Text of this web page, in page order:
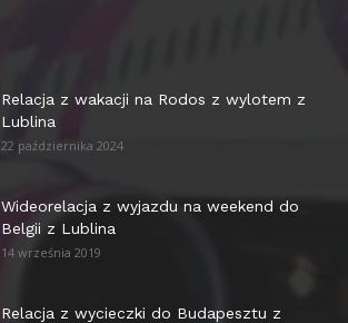
Relacja z wakacji na Rodos z wylotem z
Lublina
22 października 2024
Wideorelacja z wyjazdu na weekend do
Belgii z Lublina
14 września 2019
Relacja z wycieczki do Budapesztu z